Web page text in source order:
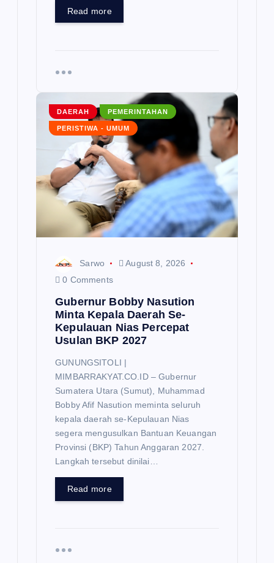
Read more
DAERAH PEMERINTAHAN
PERISTIWA - UMUM
Sarwo
August 8, 2026
0 Comments
Gubernur Bobby Nasution
Minta Kepala Daerah Se-
Kepulauan Nias Percepat
Usulan BKP 2027
GUNUNGSITOLI |
MIMBARRAKYAT.CO.ID – Gubernur
Sumatera Utara (Sumut), Muhammad
Bobby Afif Nasution meminta seluruh
kepala daerah se-Kepulauan Nias
segera mengusulkan Bantuan Keuangan
Provinsi (BKP) Tahun Anggaran 2027.
Langkah tersebut dinilai…
Read more